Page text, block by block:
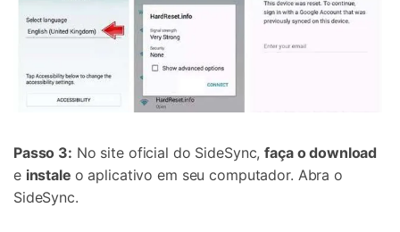
Passo 3: No site oficial do SideSync,faça o download
e instale o aplicativo em seu computador. Abra o
SideSync.